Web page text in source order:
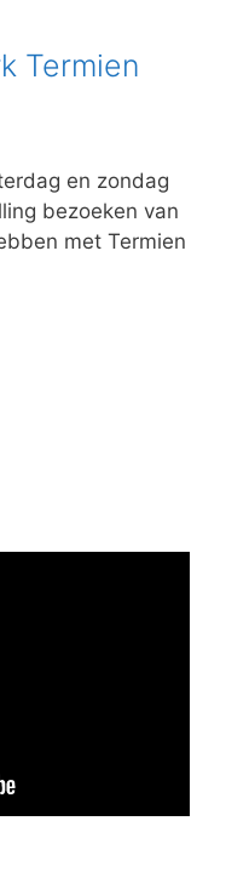
Termien
en zondag
bezoeken van
met Termien